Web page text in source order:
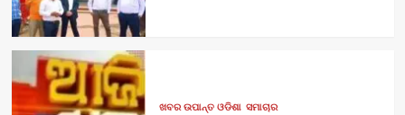
ଖବର ଉପାନ୍ତ ଓଡିଶା ସମାଚାର